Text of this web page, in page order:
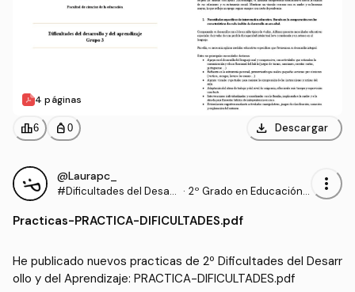
4 páginas
leaderboard6 personal_bag 0 download Descargar
@Laurapc_
#Dificultades del Desarr · 2º Grado en Educación I
more_vert
Practicas-PRACTICA-DIFICULTADES.pdf
He publicado nuevos practicas de 2º Dificultades del Desarr
ollo y del Aprendizaje: PRACTICA-DIFICULTADES.pdf